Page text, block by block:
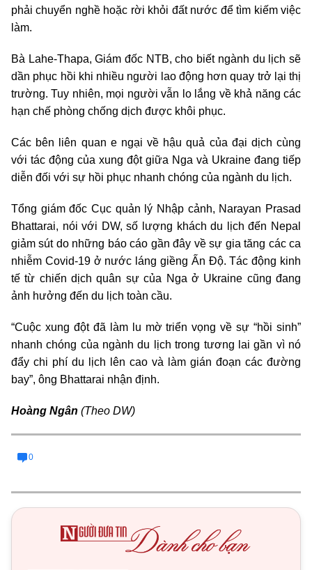
phải chuyển nghề hoặc rời khỏi đất nước để tìm kiếm việc
làm.
Bà Lahe-Thapa, Giám đốc NTB, cho biết ngành du lịch sẽ
dần phục hồi khi nhiều người lao động hơn quay trở lại thị
trường. Tuy nhiên, mọi người vẫn lo lắng về khả năng các
hạn chế phòng chống dịch được khôi phục.
Các bên liên quan e ngại về hậu quả của đại dịch cùng
với tác động của xung đột giữa Nga và Ukraine đang tiếp
diễn đối với sự hồi phục nhanh chóng của ngành du lịch.
Tổng giám đốc Cục quản lý Nhập cảnh, Narayan Prasad
Bhattarai, nói với DW, số lượng khách du lịch đến Nepal
giảm sút do những báo cáo gần đây về sự gia tăng các ca
nhiễm Covid-19 ở nước láng giềng Ấn Độ. Tác động kinh
tế từ chiến dịch quân sự của Nga ở Ukraine cũng đang
ảnh hưởng đến du lịch toàn cầu.
“Cuộc xung đột đã làm lu mờ triển vọng về sự “hồi sinh”
nhanh chóng của ngành du lịch trong tương lai gần vì nó
đẩy chi phí du lịch lên cao và làm gián đoạn các đường
bay”, ông Bhattarai nhận định.
Hoàng Ngân (Theo DW)
0